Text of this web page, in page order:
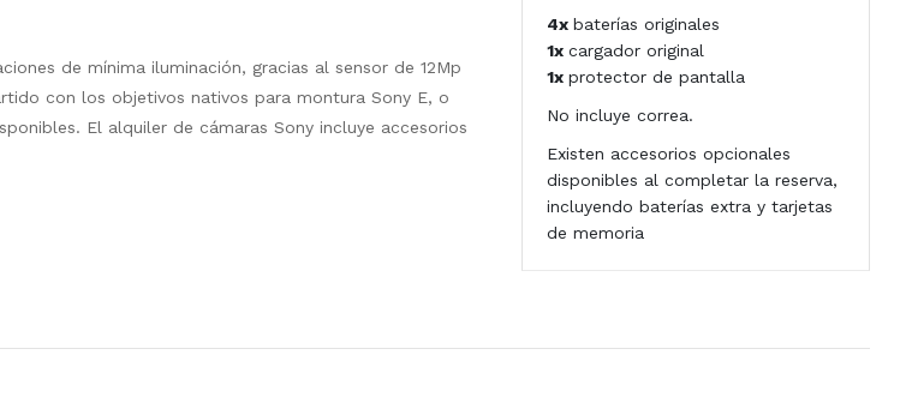
de mínima iluminación, gracias al sensor de 12Mp
con los objetivos nativos para montura Sony E, o
El alquiler de cámaras Sony incluye accesorios
4x baterías originales
1x cargador original
1x protector de pantalla
No incluye correa.
Existen accesorios opcionales
disponibles al completar la reserva,
incluyendo baterías extra y tarjetas
de memoria